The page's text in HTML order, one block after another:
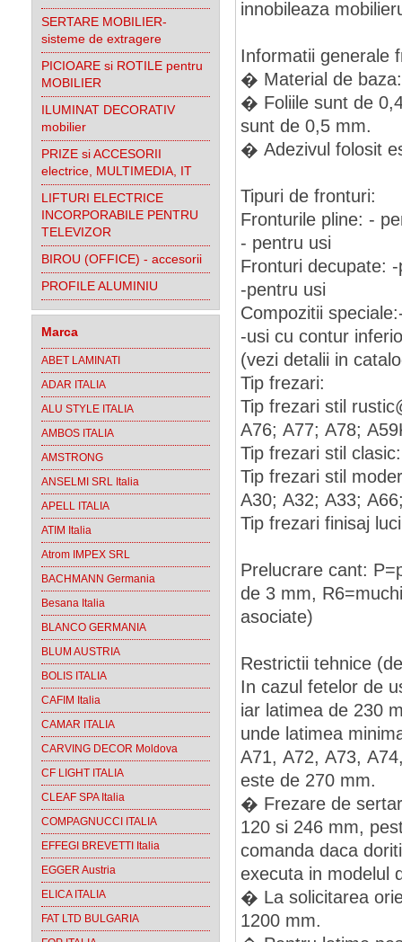
SERTARE MOBILIER-
sisteme de extragere
PICIOARE si ROTILE pentru
MOBILIER
ILUMINAT DECORATIV
mobilier
PRIZE si ACCESORII
electrice, MULTIMEDIA, IT
LIFTURI ELECTRICE
INCORPORABILE PENTRU
TELEVIZOR
BIROU (OFFICE) - accesorii
PROFILE ALUMINIU
Marca
ABET LAMINATI
ADAR ITALIA
ALU STYLE ITALIA
AMBOS ITALIA
AMSTRONG
ANSELMI SRL Italia
APELL ITALIA
ATIM Italia
Atrom IMPEX SRL
BACHMANN Germania
Besana Italia
BLANCO GERMANIA
BLUM AUSTRIA
BOLIS ITALIA
CAFIM Italia
CAMAR ITALIA
CARVING DECOR Moldova
CF LIGHT ITALIA
CLEAF SPA Italia
COMPAGNUCCI ITALIA
EFFEGI BREVETTI Italia
EGGER Austria
ELICA ITALIA
FAT LTD BULGARIA
innobileaza
Informatii generale
� Material de
� Foliile sunt de
sunt de 0,5 mm.
� Adezivul folosit
Tipuri de fronturi:
Fronturile pline: -
- pentru usi
Fronturi decupate:
-pentru usi
Compozitii
-usi cu contur
(vezi detalii in
Tip frezari:
Tip frezari stil
A76; A77; A78;
Tip frezari stil
Tip frezari stil
A30; A32; A33;
Tip frezari finisaj
Prelucrare cant:
de 3 mm,
asociate)
Restrictii tehnice
In cazul fetelor de
iar latimea de 230
unde latimea
A71, A72, A73,
este de 270 mm.
� Frezare de
120 si 246 mm,
comanda daca
executa in modelul
� La solicitarea
1200 mm.